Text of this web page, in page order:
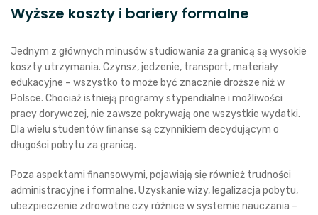
Wyższe koszty i bariery formalne
Jednym z głównych minusów studiowania za granicą są wysokie
koszty utrzymania. Czynsz, jedzenie, transport, materiały
edukacyjne – wszystko to może być znacznie droższe niż w
Polsce. Chociaż istnieją programy stypendialne i możliwości
pracy dorywczej, nie zawsze pokrywają one wszystkie wydatki.
Dla wielu studentów finanse są czynnikiem decydującym o
długości pobytu za granicą.
Poza aspektami finansowymi, pojawiają się również trudności
administracyjne i formalne. Uzyskanie wizy, legalizacja pobytu,
ubezpieczenie zdrowotne czy różnice w systemie nauczania –